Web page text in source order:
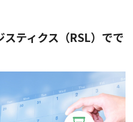
ティクス（RSL）でで